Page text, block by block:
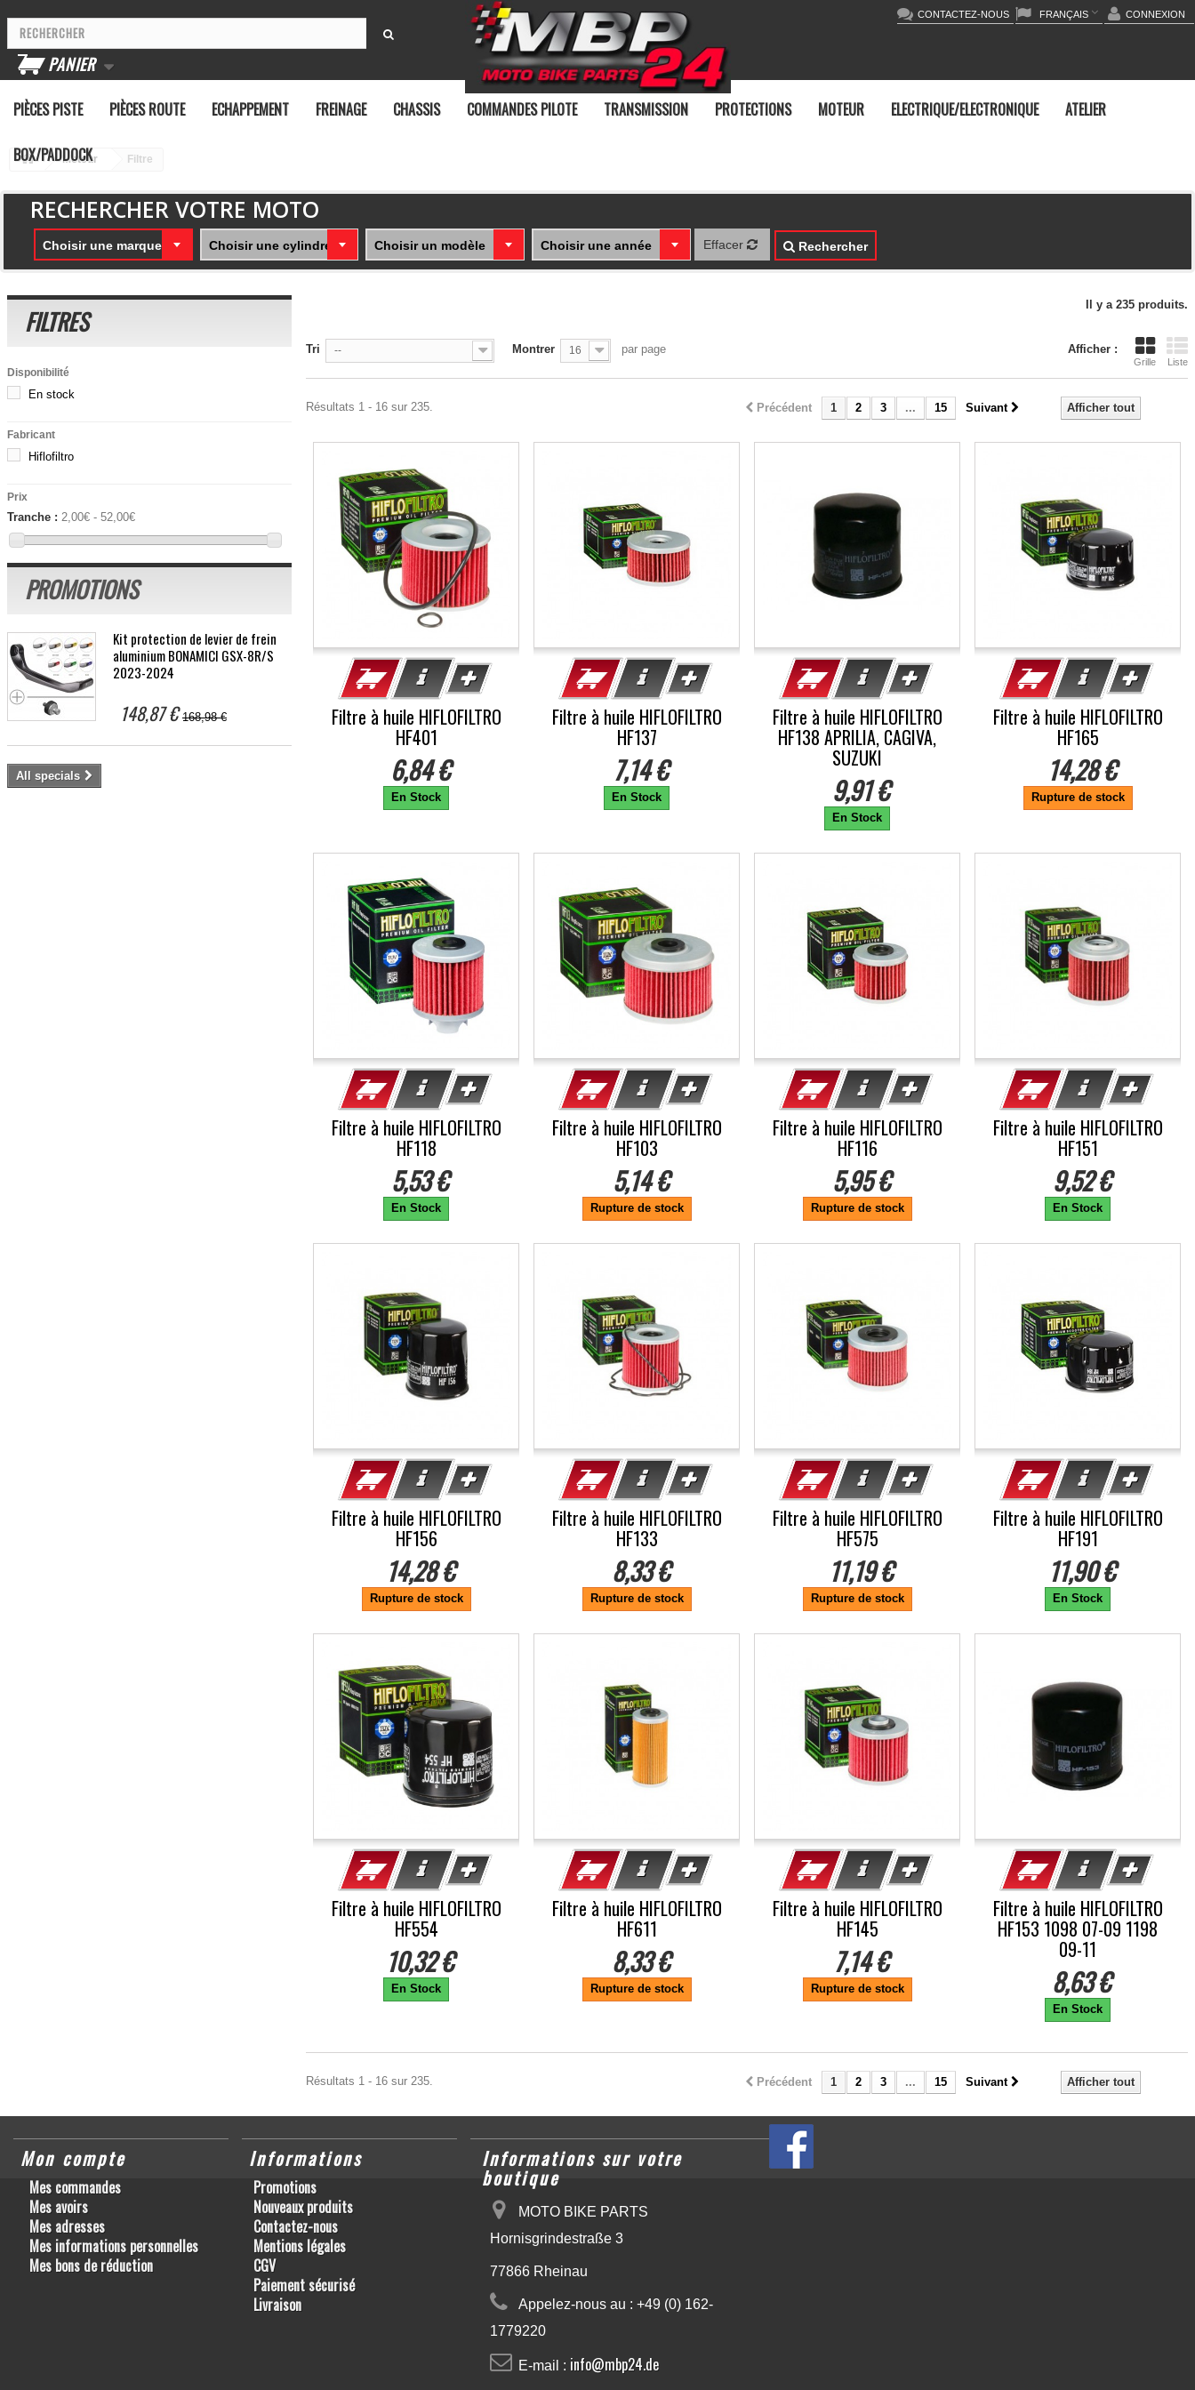
CONNEXION
FRANÇAIS
CONTACTEZ-NOUS
PANIER
PIÈCES PISTE PIÈCES ROUTE ECHAPPEMENT FREINAGE CHASSIS COMMANDES PILOTE TRANSMISSION PROTECTIONS MOTEUR ELECTRIQUE/ELECTRONIQUE ATELIER
BOX/PADDOCK
Moteur Filtre
RECHERCHER VOTRE MOTO
Choisir une marque Choisir une cylindrée Choisir un modèle Choisir une année Effacer Rechercher
FILTRES
Disponibilité
En stock
Fabricant
Hiflofiltro
Prix
Tranche : 2,00€ - 52,00€
PROMOTIONS
Kit protection de levier de frein
aluminium BONAMICI GSX-8R/S
2023-2024
148,87 €168,98 €
All specials
Il y a 235 produits.
Afficher :
Grille Liste
Tri -- Montrer 16 par page
Afficher tout
Précédent 1 2 3 ... 15 Suivant
Résultats 1 - 16 sur 235.
Filtre à huile HIFLOFILTRO
HF401
6,84 €
En Stock
Filtre à huile HIFLOFILTRO
HF137
7,14 €
En Stock
Filtre à huile HIFLOFILTRO
HF138 APRILIA, CAGIVA,
SUZUKI
9,91 €
En Stock
Filtre à huile HIFLOFILTRO
HF165
14,28 €
Rupture de stock
Filtre à huile HIFLOFILTRO
HF118
5,53 €
En Stock
Filtre à huile HIFLOFILTRO
HF103
5,14 €
Rupture de stock
Filtre à huile HIFLOFILTRO
HF116
5,95 €
Rupture de stock
Filtre à huile HIFLOFILTRO
HF151
9,52 €
En Stock
Filtre à huile HIFLOFILTRO
HF156
14,28 €
Rupture de stock
Filtre à huile HIFLOFILTRO
HF133
8,33 €
Rupture de stock
Filtre à huile HIFLOFILTRO
HF575
11,19 €
Rupture de stock
Filtre à huile HIFLOFILTRO
HF191
11,90 €
En Stock
Filtre à huile HIFLOFILTRO
HF554
10,32 €
En Stock
Filtre à huile HIFLOFILTRO
HF611
8,33 €
Rupture de stock
Filtre à huile HIFLOFILTRO
HF145
7,14 €
Rupture de stock
Filtre à huile HIFLOFILTRO
HF153 1098 07-09 1198
09-11
8,63 €
En Stock
Afficher tout
Précédent 1 2 3 ... 15 Suivant
Résultats 1 - 16 sur 235.
Mon compte
Mes commandes
Mes avoirs
Mes adresses
Mes informations personnelles
Mes bons de réduction
Informations
Promotions
Nouveaux produits
Contactez-nous
Mentions légales
CGV
Paiement sécurisé
Livraison
Informations sur votre
boutique
MOTO BIKE PARTS
Hornisgrindestraße 3
77866 Rheinau
Appelez-nous au : +49 (0) 162-
1779220
E-mail : info@mbp24.de